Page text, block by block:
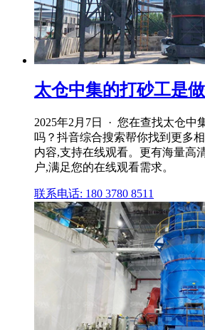
太仓中集的打砂工是
2025年2月7日 · 您在查找太仓中
吗？抖音综合搜索帮你找到更多
内容,支持在线观看。更有海量高
户,满足您的在线观看需求。
联系电话: 180 3780 8511